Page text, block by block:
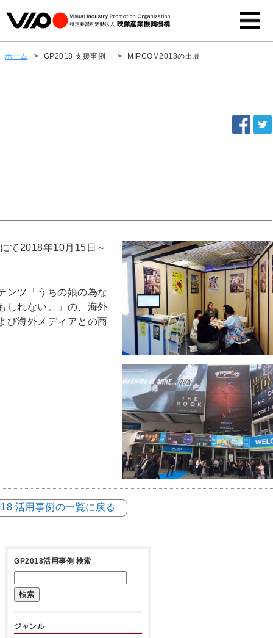
ホーム > GP2018 支援事例 > MIPCOM2018の出展
て2018年10月15日～
ンツ「うちの娘の為な
しれない。」の、海外
び海外メディアとの商
活用事例の一覧に戻る
GP2018活用事例 検索
ジャンル